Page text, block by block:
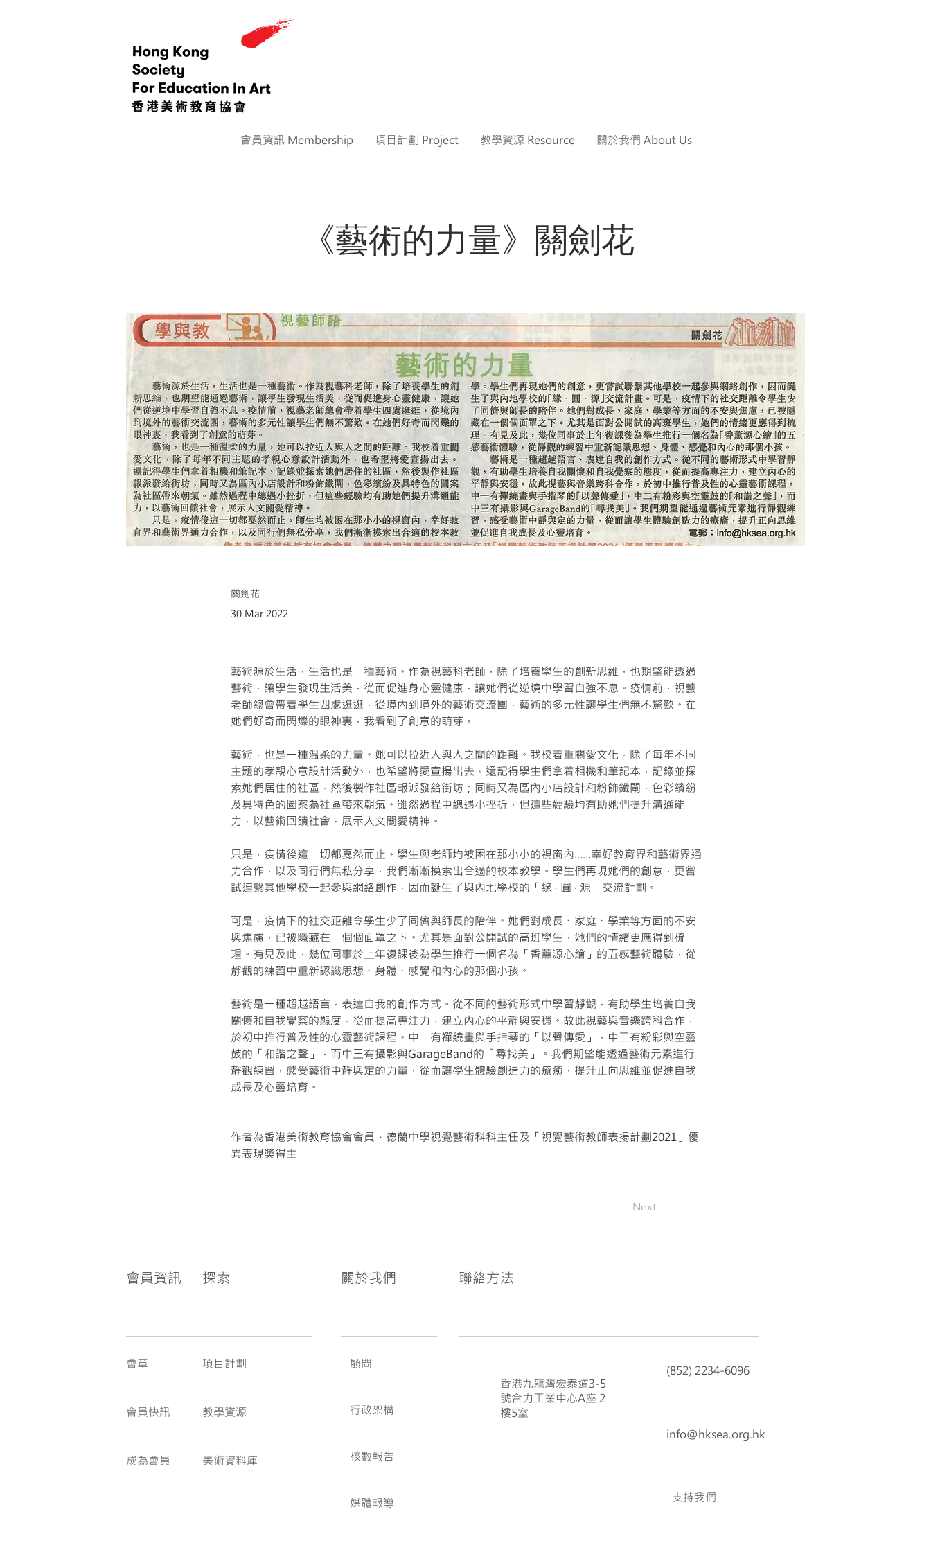
會員資訊 Membership 項目計劃 Project 教學資源 Resource 關於我們 About Us
《藝術的力量》關劍花
關劍花
30 Mar 2022
藝術源於生活，生活也是一種藝術。作為視藝科老師，除了培養學生的創新思維，也期望能透過
藝術，讓學生發現生活美，從而促進身心靈健康，讓她們從逆境中學習自強不息。疫情前，視藝
老師總會帶着學生四處逛逛，從境內到境外的藝術交流團，藝術的多元性讓學生們無不驚歎。在
她們好奇而閃爍的眼神裏，我看到了創意的萌芽。
藝術，也是一種温柔的力量。她可以拉近人與人之間的距離。我校着重關愛文化，除了每年不同
主題的孝親心意設計活動外，也希望將愛宣揚出去。還記得學生們拿着相機和筆記本，記錄並探
索她們居住的社區，然後製作社區報派發給街坊；同時又為區內小店設計和粉飾鐵閘，色彩繽紛
及具特色的圖案為社區帶來朝氣。雖然過程中總遇小挫折，但這些經驗均有助她們提升溝通能
力，以藝術回饋社會，展示人文關愛精神。
只是，疫情後這一切都戛然而止。學生與老師均被困在那小小的視窗內……幸好教育界和藝術界通
力合作，以及同行們無私分享，我們漸漸摸索出合適的校本教學。學生們再現她們的創意，更嘗
試連繫其他學校一起參與網絡創作，因而誕生了與內地學校的「緣 · 圓 · 源」交流計劃。
可是，疫情下的社交距離令學生少了同儕與師長的陪伴。她們對成長、家庭、學業等方面的不安
與焦慮，已被隱藏在一個個面罩之下。尤其是面對公開試的高班學生，她們的情緒更應得到梳
理。有見及此，幾位同事於上年復課後為學生推行一個名為 「香薰源心繪」的五感藝術體驗，從
靜觀的練習中重新認識思想、身體、感覺和內心的那個小孩。
藝術是一種超越語言，表達自我的創作方式。從不同的藝術形式中學習靜觀，有助學生培養自我
關懷和自我覺察的態度，從而提高專注力，建立內心的平靜與安穩。故此視藝與音樂跨科合作，
於初中推行普及性的心靈藝術課程。中一有禪繞畫與手指琴的「以聲傳愛」，中二有粉彩與空靈
鼓的「和諧之聲」，而中三有攝影與GarageBand的 「尋找美」。我們期望能透過藝術元素進行
靜觀練習， 感受藝術中靜與定的力量，從而讓學生體驗創造力的療癒， 提升正向思維並促進自我
成長及心靈培育。
作者為香港美術教育協會會員、德蘭中學視覺藝術科科主任及「視覺藝術教師表揚計劃2021」優
異表現獎得主
Next
會員資訊 探索 關於我們 聯絡方法
會章
會員快訊
成為會員
項目計劃
教學資源
美術資料庫
顧問
行政架構
核數報告
媒體報導
香港九龍灣宏泰道3-5
號合力工業中心A座 2
樓5室
(852) 2234-6096
info@hksea.org.hk
支持我們